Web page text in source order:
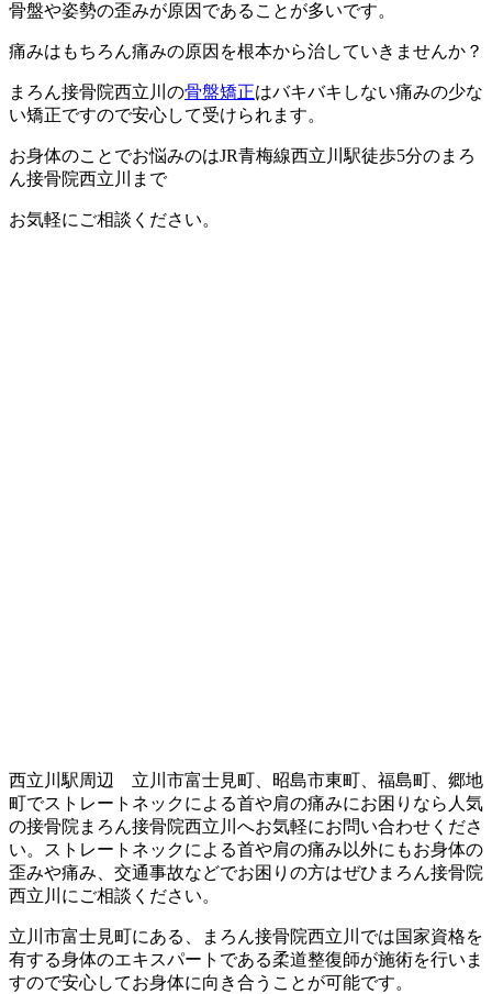
骨盤や姿勢の歪みが原因であることが多いです。
痛みはもちろん痛みの原因を根本から治していきませんか？
まろん接骨院西立川の骨盤矯正はバキバキしない痛みの少な
い矯正ですので安心して受けられます。
お身体のことでお悩みのはJR青梅線西立川駅徒歩5分のまろ
ん接骨院西立川まで
お気軽にご相談ください。
西立川駅周辺 立川市富士見町、昭島市東町、福島町、郷地
町でストレートネックによる首や肩の痛みにお困りなら人気
の接骨院まろん接骨院西立川へお気軽にお問い合わせくださ
い。ストレートネックによる首や肩の痛み以外にもお身体の
歪みや痛み、交通事故などでお困りの方はぜひまろん接骨院
西立川にご相談ください。
立川市富士見町にある、まろん接骨院西立川では国家資格を
有する身体のエキスパートである柔道整復師が施術を行いま
すので安心してお身体に向き合うことが可能です。